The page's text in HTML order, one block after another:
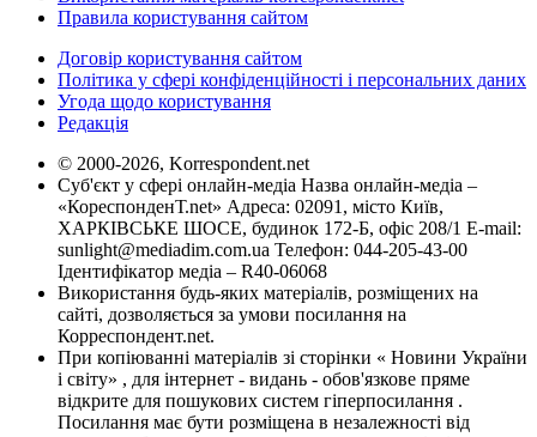
Правила користування сайтом
Договір користування сайтом
Політика у сфері конфіденційності і персональних даних
Угода щодо користування
Редакція
© 2000-2026, Korrespondent.net
Суб'єкт у сфері онлайн-медіа Назва онлайн-медіа –
«КореспонденТ.net» Адреса: 02091, місто Київ,
ХАРКІВСЬКЕ ШОСЕ, будинок 172-Б, офіс 208/1 E-mail:
sunlight@mediadim.com.ua Телефон: 044-205-43-00
Ідентифікатор медіа – R40-06068
Використання будь-яких матеріалів, розміщених на
сайті, дозволяється за умови посилання на
Корреспондент.net.
При копіюванні матеріалів зі сторінки « Новини України
і світу» , для інтернет - видань - обов'язкове пряме
відкрите для пошукових систем гіперпосилання .
Посилання має бути розміщена в незалежності від